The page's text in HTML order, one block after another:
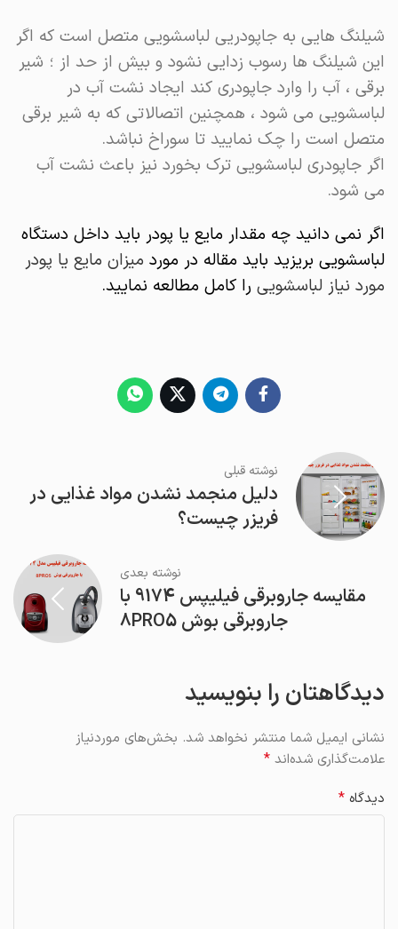
شیلنگ هایی به جاپودریی لباسشویی متصل است که اگر
این شیلنگ ها رسوب زدایی نشود و بیش از حد از ؛ شیر
برقی ، آب را وارد جاپودری کند ایجاد نشت آب در
لباسشویی می شود ، همچنین اتصالاتی که به شیر برقی
متصل است را چک نمایید تا سوراخ نباشد.
اگر جاپودری لباسشویی ترک بخورد نیز باعث نشت آب
می شود.
اگر نمی دانید چه مقدار مایع یا پودر باید داخل دستگاه
لباسشویی بریزید باید مقاله در مورد میزان مایع یا پودر
مورد نیاز لباسشویی را کامل مطالعه نمایید.
نوشته قبلی
دلیل منجمد نشدن مواد غذایی در
فریزر چیست؟
نوشته بعدی
مقایسه جاروبرقی فیلیپس 9174 با
جاروبرقی بوش 8PRO5
دیدگاهتان را بنویسید
نشانی ایمیل شما منتشر نخواهد شد. بخش‌های موردنیاز
علامت‌گذاری شده‌اند *
دیدگاه *